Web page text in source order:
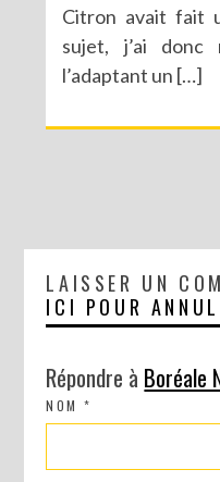
Citron avait fait
sujet, j’ai
l’adaptant un […]
LAISSER UN
ICI POUR
Répondre à Boréale
NOM*